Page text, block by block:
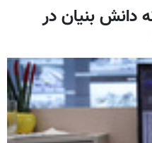
دانش بنیان در